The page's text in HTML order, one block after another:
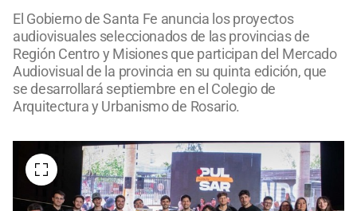
El Gobierno de Santa Fe anuncia los proyectos
audiovisuales seleccionados de las provincias de
Región Centro y Misiones que participan del Mercado
Audiovisual de la provincia en su quinta edición, que
se desarrollará septiembre en el Colegio de
Arquitectura y Urbanismo de Rosario.